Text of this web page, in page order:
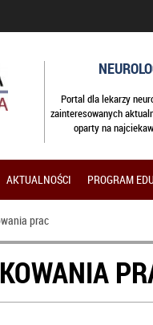
Portal dla lekarzy
zainteresowanych
oparty na
AKTUALNOŚCI PROGRAM
prac